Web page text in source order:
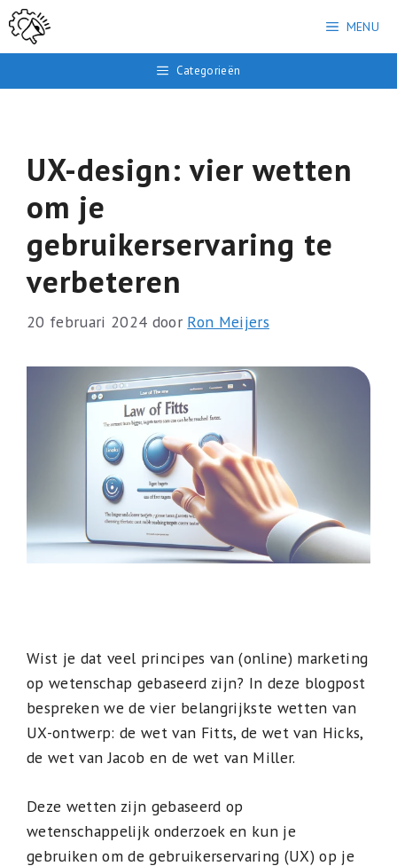
Ga
naar
inhoud
MENU
Categorieën
UX-design: vier wetten
om je
gebruikerservaring te
verbeteren
20 februari 2024 door Ron Meijers
Wist je dat veel principes van (online) marketing
op wetenschap gebaseerd zijn? In deze blogpost
bespreken we de vier belangrijkste wetten van
UX-ontwerp: de wet van Fitts, de wet van Hicks,
de wet van Jacob en de wet van Miller.
Deze wetten zijn gebaseerd op
wetenschappelijk onderzoek en kun je
gebruiken om de gebruikerservaring (UX) op je